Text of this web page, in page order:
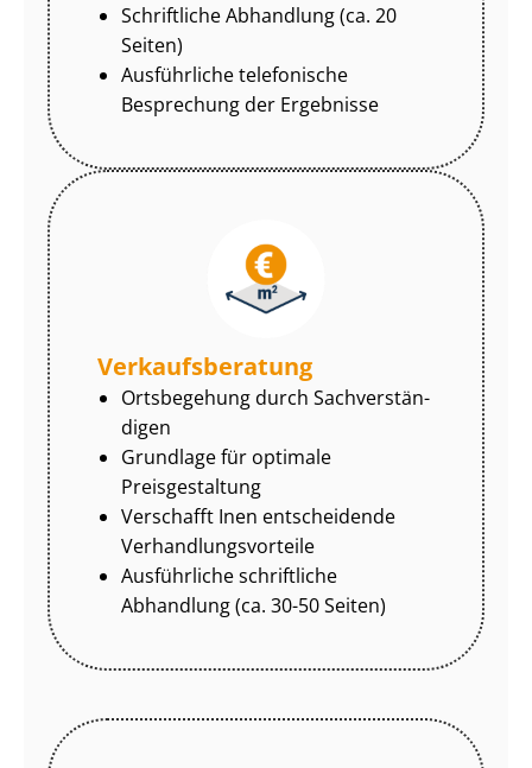
Schriftliche Abhandlung (ca. 20
Seiten)
Ausführliche telefonische
Besprechung der Ergebnisse
Ver­kaufs­be­ra­tung
Ortsbegehung durch Sach­ver­stän­
di­gen
Grundlage für optimale
Preisgestaltung
Verschafft Inen entscheidende
Ver­hand­lungs­vor­tei­le
Ausführliche schriftliche
Abhandlung (ca. 30-50 Seiten)